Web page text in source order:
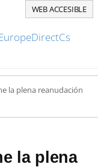
WEB ACCESIBLE
la plena reanudación
la plena